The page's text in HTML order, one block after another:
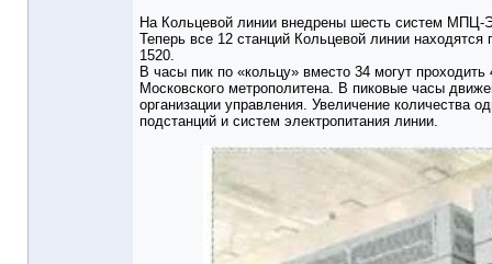
На Кольцевой линии внедрены шесть систем МПЦ-
Теперь все 12 станций Кольцевой линии
1520.
В часы пик по «кольцу» вместо 34 могут
Московского метрополитена. В пиковые часы
организации управления. Увеличение количества
подстанций и систем электропитания линии.